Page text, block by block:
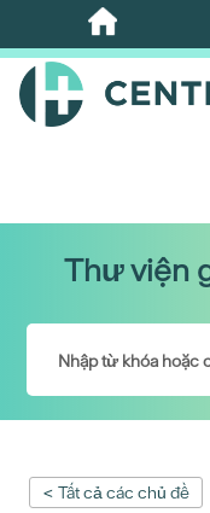
Bỏ
qua
nội
Thư viện
< Tất cả các chủ đề